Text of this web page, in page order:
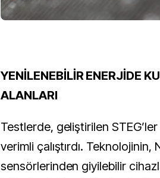
YENİLENEBİLİR ENERJİDE
ALANLARI
Testlerde, geliştirilen
verimli çalıştırdı.
sensörlerinden giyilebilir